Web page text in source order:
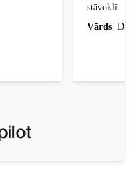
stāvoklī.
Vārds